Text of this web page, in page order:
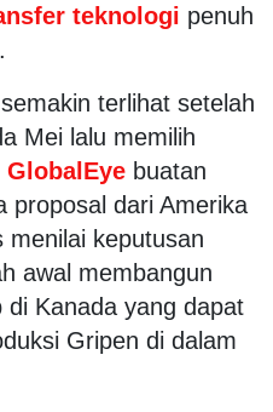
teknologi penuh
terlihat setelah
Mei lalu memilih
GlobalEye buatan
proposal dari Amerika
menilai keputusan
awal membangun
Kanada yang dapat
Gripen di dalam